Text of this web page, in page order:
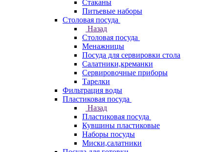
Стаканы
Питьевые наборы
Столовая посуда
Назад
Столовая посуда
Менажницы
Посуда для сервировки стола
Салатники,креманки
Сервировочные приборы
Тарелки
Фильтрация воды
Пластиковая посуда
Назад
Пластиковая посуда
Кувшины пластиковые
Наборы посуды
Миски,салатники